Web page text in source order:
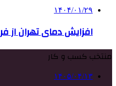
۱۴۰۴/۰۱/۲۹
افزایش دمای تهران از
منتخب کسب و کار
۱۴۰۵/۰۴/۱۳